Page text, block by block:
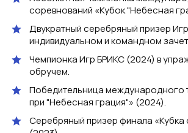
соревнований «Кубок "Небесная
Двукратный серебряный призер
индивидуальном и командном
Чемпионка Игр БРИКС (2024) в
обручем.
Победительница международного
при "Небесная грация"» (2024).
Серебряный призер финала «Кубка